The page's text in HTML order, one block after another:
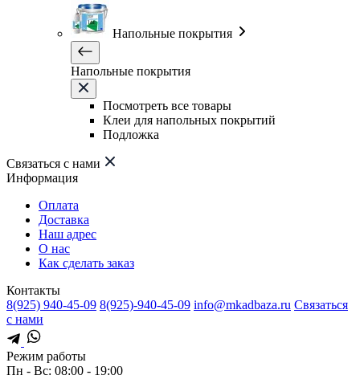
Напольные покрытия
Напольные покрытия
Посмотреть все товары
Клеи для напольных покрытий
Подложка
Связаться с нами
Информация
Оплата
Доставка
Наш адрес
О нас
Как сделать заказ
Контакты
8(925) 940-45-09 8(925)-940-45-09 info@mkadbaza.ru Связаться
с нами
Режим работы
Пн - Вс: 08:00 - 19:00